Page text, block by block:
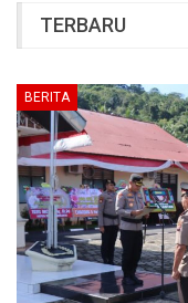
TERBARU
BERITA